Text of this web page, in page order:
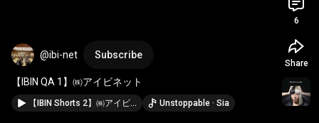
@ibi-net Subscribe
【IBIN QA 1】㈱アイビネット
【IBIN Shorts 2】㈱アイビネット Solutions Unstoppable · Sia
6
Share